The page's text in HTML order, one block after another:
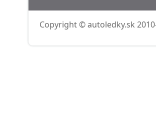
Copyright © autoledky.sk